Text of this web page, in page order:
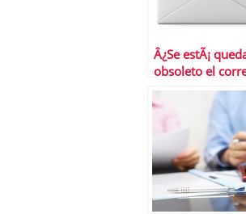
Â¿Se estÃ¡
obsoleto el
electrÃ³nico?